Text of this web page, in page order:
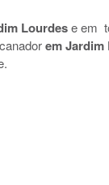
Lourdese em
em Jardim